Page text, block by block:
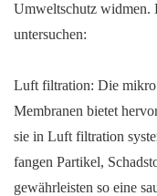
Umweltschutz widmen.
untersuchen:
Luft filtration: Die mikro
Membranen bietet
sie in Luft filtration
fangen Partikel,
gewährleisten so eine